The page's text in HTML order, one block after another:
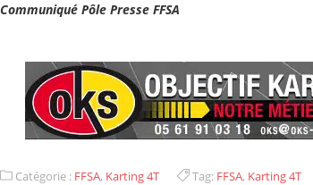
Communiqué Pôle Presse FFSA
Catégorie : FFSA, Karting 4T Tag: FFSA, Karting 4T